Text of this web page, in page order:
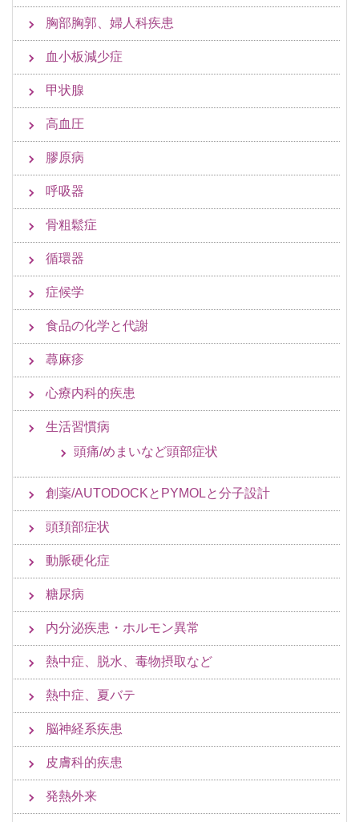
胸部胸郭、婦人科疾患
血小板減少症
甲状腺
高血圧
膠原病
呼吸器
骨粗鬆症
循環器
症候学
食品の化学と代謝
蕁麻疹
心療内科的疾患
生活習慣病
頭痛/めまいなど頭部症状
創薬/AUTODOCKとPYMOLと分子設計
頭頚部症状
動脈硬化症
糖尿病
内分泌疾患・ホルモン異常
熱中症、脱水、毒物摂取など
熱中症、夏バテ
脳神経系疾患
皮膚科的疾患
発熱外来